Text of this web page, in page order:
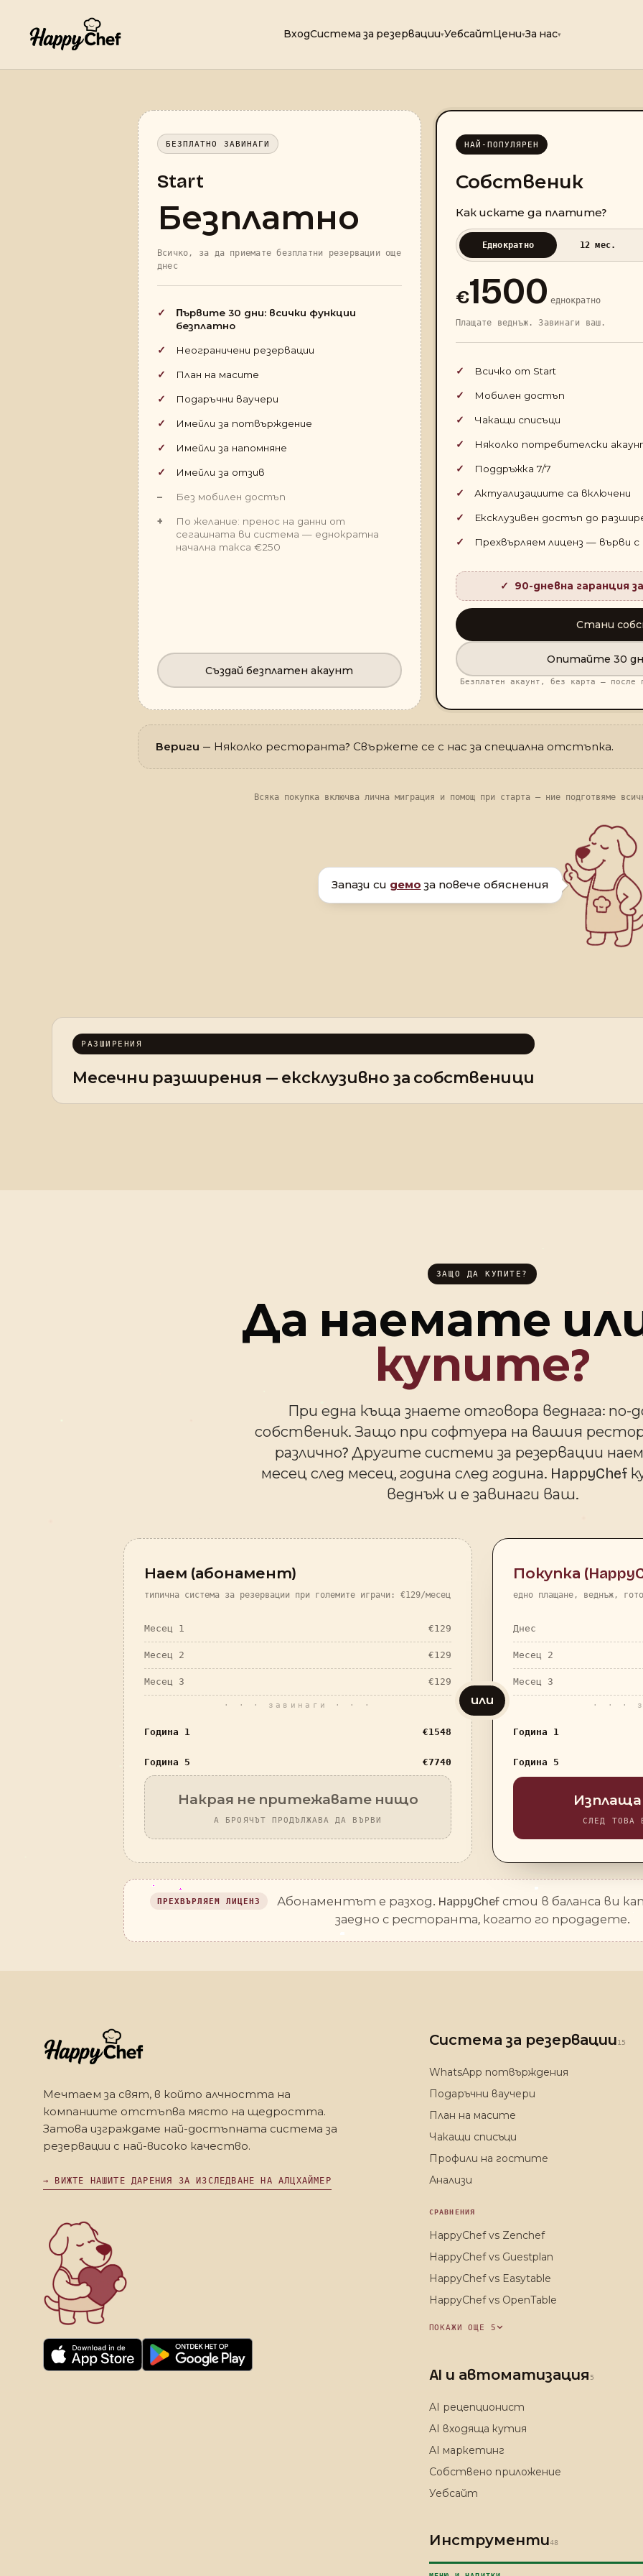
ВходСистема за резервации▾УебсайтЦени▾За нас▾
БЕЗПЛАТНО ЗАВИНАГИ
Start
Безплатно
Всичко, за да приемате безплатни резервации още
днес
Πървите 30 дни: всички функции
безплатно
Неограничени резервации
План на масите
Подаръчни ваучери
Имейли за потвърждение
Имейли за напомняне
Имейли за отзив
Без мобилен достъп
По желание: пренос на данни от
сегашната ви система — еднократна
начална такса €250
Създай безплатен акаунт
НАЙ-ПОПУЛЯРЕН
Собственик
Как искате да платите?
Еднократно 12 мес.
€1500 еднократно
Плащате веднъж. Завинаги ваш.
Всичко от Start
Мобилен достъп
Чакащи списъци
Няколко потребителски
Поддръжка 7/7
Актуализациите са включени
Ексклузивен достъп до
Прехвърляем лиценз — върви
90-дневна гаранция
Стани
Опитайте 30
Безплатен акаунт, без карта — после
Вериги — Няколко ресторанта? Свържете се с нас за специална отстъпка.
Всяка покупка включва лична миграция и помощ при старта — ние подготвяме
Запази си демо за повече обяснения
РАЗШИРЕНИЯ
Месечни разширения — ексклузивно за собственици
ЗАЩО ДА КУПИТЕ?
Да наемате
купите?
При една къща знаете отговора веднага: по-
собственик. Защо при софтуера на вашия
различно? Другите системи за резервации
месец след месец, година след година. HappyChef
веднъж и е завинаги ваш.
Наем (абонамент)
типична система за резервации при големите играчи: €129/месец
Месец 1 €129
Месец 2 €129
Месец 3 €129
· · · завинаги · · ·
Година 1 €1548
Година 5 €7740
Накрая не притежавате нищо
А БРОЯЧЪТ ПРОДЪЛЖАВА ДА ВЪРВИ
или
Покупка
едно плащане, веднъж,
Днес
Месец 2
Месец 3
· · ·
Година 1
Година 5
Изплаща
СЛЕД ТОВА
ПРЕХВЪРЛЯЕМ ЛИЦЕНЗ
Абонаментът е разход. HappyChef стои в баланса ви
заедно с ресторанта, когато го продадете.
Мечтаем за свят, в който алчността на
компаниите отстъпва място на щедростта.
Затова изграждаме най-достъпната система за
резервации с най-високо качество.
→ ВИЖТЕ НАШИТЕ ДАРЕНИЯ ЗА ИЗСЛЕДВАНЕ НА АЛЦХАЙМЕР
Система за резервации15
WhatsApp потвърждения
Подаръчни ваучери
План на масите
Чакащи списъци
Профили на гостите
Анализи
СРАВНЕНИЯ
HappyChef vs Zenchef
HappyChef vs Guestplan
HappyChef vs Easytable
HappyChef vs OpenTable
ПОКАЖИ ОЩЕ 5
AI и автоматизация 5
AI рецепционист
AI входяща кутия
AI маркетинг
Собствено приложение
Уебсайт
Инструменти48